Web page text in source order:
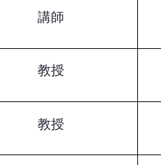
講師
教授
教授